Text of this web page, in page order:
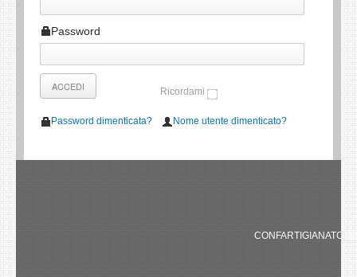
Password
Ricordami
Password dimenticata? Nome utente dimenticato?
CONFARTIGIANATO